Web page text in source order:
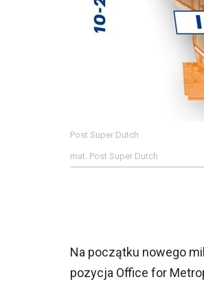
Post Super Dutch
mat. Post Super Dutch
Na początku nowego
pozycja Office for